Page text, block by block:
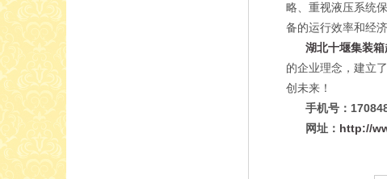
略、重视液压系统
备的运行效率和经济
湖北十堰集装
的企业理念，建立
创未来！
手机号：
网址： http://